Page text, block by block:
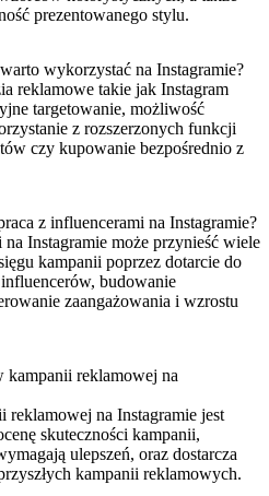
prezentowanego⁤ stylu.
wykorzystać na Instagramie?
reklamowe takie jak Instagram
targetowanie,⁣ możliwość
z rozszerzonych funkcji
czy kupowanie bezpośrednio z
z influencerami na Instagramie?
Instagramie może przynieść wiele‌
⁣kampanii⁣ poprzez‌ dotarcie do
budowanie⁤
zaangażowania‍ i wzrostu
kampanii reklamowej na⁣
na Instagramie jest
skuteczności kampanii,⁣
ulepszeń, oraz dostarcza
kampanii reklamowych.